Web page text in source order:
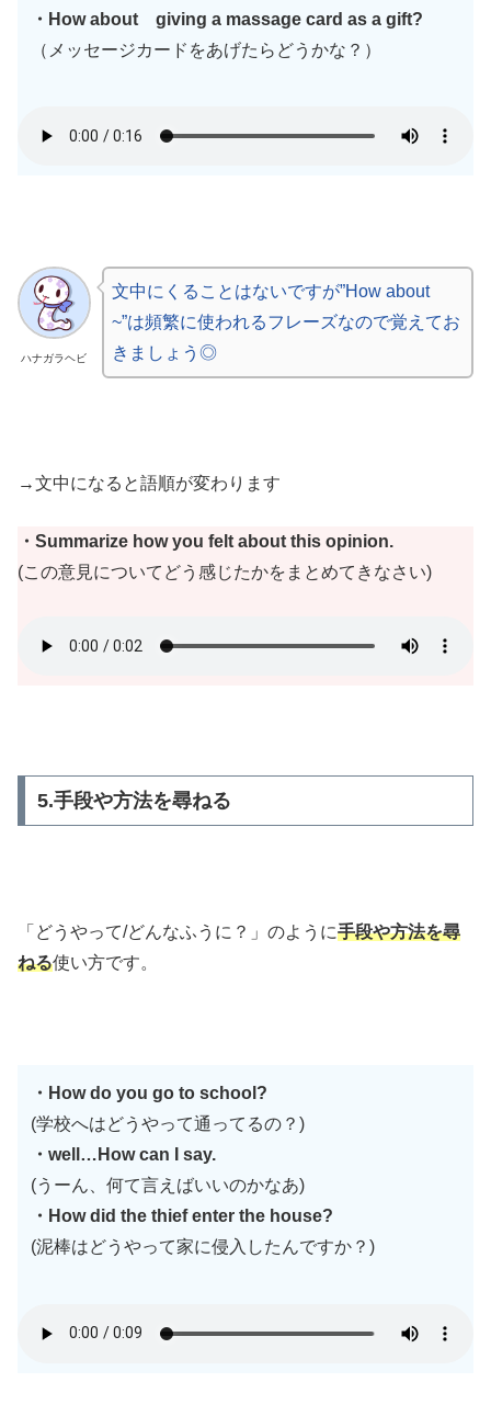
・How about giving a massage card as a gift?
（メッセージカードをあげたらどうかな？）
ハナガラヘビ
文中にくることはないですが”How about
~”は頻繁に使われるフレーズなので覚えてお
きましょう◎
→文中になると語順が変わります
・Summarize how you felt about this opinion.
(この意見についてどう感じたかをまとめてきなさい)
5.手段や方法を尋ねる
「どうやって/どんなふうに？」のように手段や方法を尋
ねる使い方です。
・How do you go to school?
(学校へはどうやって通ってるの？)
・well…How can I say.
(うーん、何て言えばいいのかなあ)
・How did the thief enter the house?
(泥棒はどうやって家に侵入したんですか？)